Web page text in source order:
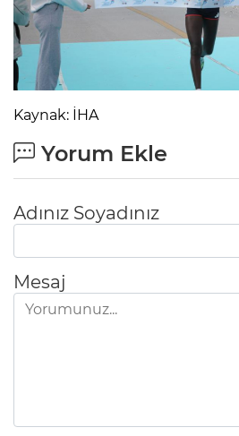
Kaynak: İHA
Yorum Ekle
Adınız Soyadınız
Mesaj